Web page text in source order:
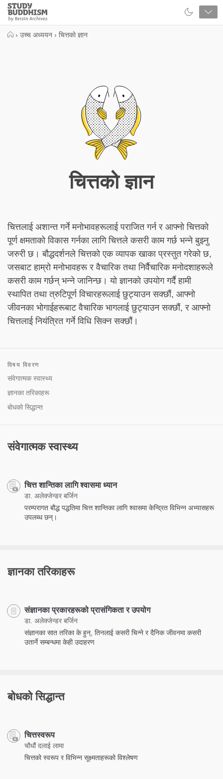
Close
Study
Buddhism
› उच्च अध्ययन › चित्तको ज्ञान
चित्तको ज्ञान
चित्तलाई अशान्त गर्ने मनोभावहरूलाई पराजित गर्न र आफ्नो चित्तको
पूर्ण क्षमताको विकास गर्नका लागि चित्तले कसरी काम गर्छ भन्ने बुझ्नु
जरुरी छ। बौद्धदर्शनले चित्तको एक व्यापक खाका प्रस्तुत गरेको छ,
जसबाट हाम्रो मनोभावहरू र वैचारिक तथा निर्वैचारिक मनोदशाहरूले
कसरी काम गर्छन् भन्ने जानिन्छ। यो ज्ञानको उपयोग गर्दै हामी
स्थापित तथा त्रुटिपूर्ण विचारहरूलाई छुट्याउन सक्छौं, आफ्नो
जीवनका भोगाईहरूबाट वैचारिक भागलाई छुट्याउन सक्छौं, र आफ्नो
चित्तलाई नियंत्रित गर्ने विधि सिक्न सक्छौं।
विषय विवरण
संवेगात्मक स्वास्थ्य
ज्ञानका तरिकाहरू
बोधको सिद्धान्त
संवेगात्मक स्वास्थ्य
चित्त शान्तिका लागि श्वासमा ध्यान
डा. अलेक्जेन्डर बर्जिन
परम्परागत बौद्ध पद्धतिमा चित्त शान्तिका लागि श्वासमा केन्द्रित विभिन्न अभ्यासहरू
उपलब्ध छन्।
ज्ञानका तरिकाहरू
संज्ञानका प्रकारहरूको प्रासंगिकता र उपयोग
डा. अलेक्जेन्डर बर्जिन
संज्ञानका सात तरिका के हुन्, तिनलाई कसरी चिन्ने र दैनिक जीवनमा कसरी
उतार्ने सम्बन्धमा केही उदाहरण
बोधको सिद्धान्त
चित्तस्वरूप
चौधौं दलाई लामा
चित्तको स्वरूप र विभिन्न सूक्ष्मताहरूको विश्लेषण